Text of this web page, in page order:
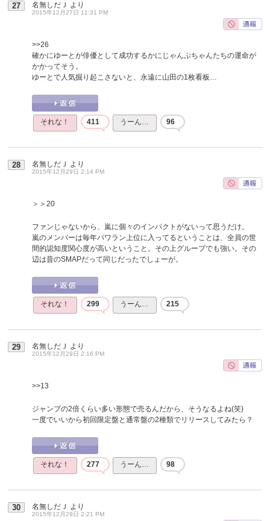
27 名無しだＪ より
2015年12月27日 11:31 PM
>>26
確かにゆーとが俳優として成功するかにじゃんぷちゃんたちの運命が
かかってそう。
ゆーとで人気掘り起こさないと、永遠に山田の1枚看板…
それな！ 411 うーん… 96
28 名無しだＪ より
2015年12月29日 2:14 PM
＞＞20
ファンじゃないから、嵐に個々のインパクトがないって思うだけ。
嵐のメンバーは毎年パワラン上位に入ってるということは、全員の世
間的認知度関心度が高いということ。その上グループでも強い。その
辺は昔のSMAPだって同じだったでしょーが。
それな！ 299 うーん… 215
29 名無しだＪ より
2015年12月29日 2:16 PM
>>13
ジャンプの2倍くらい多い形態で売るんだから、そうなるよね(笑)
一度でいいから初回限定盤と通常盤の2種類でリリースしてみたら？
それな！ 277 うーん… 98
30 名無しだＪ より
2015年12月29日 2:21 PM